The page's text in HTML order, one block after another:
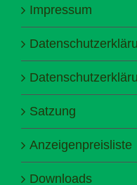
Impressum
Satzung
Anzeigenpreisliste
Downloads